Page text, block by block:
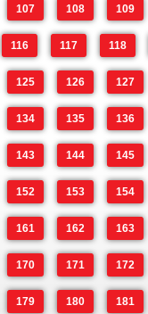
107 108 109
116 117 118
125 126 127
134 135 136
143 144 145
152 153 154
161 162 163
170 171 172
179 180 181